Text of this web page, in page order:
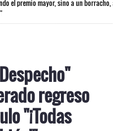
el premio mayor, sino a un borracho,
regreso
"¡Todas